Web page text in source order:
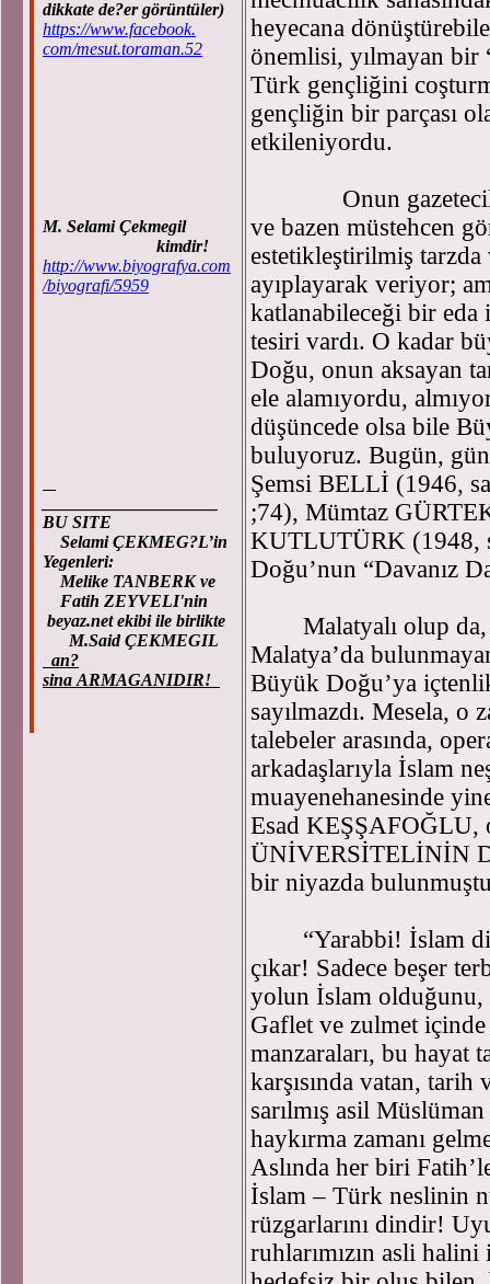
dikkate de?er görüntüler)
https://www.facebook.
com/mesut.toraman.52
M. Selami Çekmegil
kimdir!
http://www.biyografya.com
/biyografi/5959
BU SITE
Selami ÇEKMEG?L’in
Yegenleri:
Melike TANBERK ve
Fatih ZEYVELI'nin
beyaz.net ekibi ile birlikte
M.Said ÇEKMEGIL
an?
sina ARMAGANIDIR!
heyecana
önemlisi, yılmayan bir
Türk gençliğini
gençliğin bir parçası
etkileniyordu.
Onun gazetecilik
ve bazen müstehcen
estetikleştirilmiş
ayıplayarak veriyor;
katlanabileceği bir
tesiri vardı. O kadar
Doğu, onun aksayan
ele alamıyordu,
düşüncede olsa bile
buluyoruz. Bugün,
Şemsi BELLİ (1946,
;74), Mümtaz
KUTLUTÜRK (1948,
Doğu’nun “Davanız
Malatyalı olup da,
Malatya’da
Büyük Doğu’ya
sayılmazdı. Mesela, o
talebeler arasında,
arkadaşlarıyla İslam
muayenehanesinde
Esad KEŞŞAFOĞLU,
ÜNİVERSİTELİNİN
bir niyazda
“Yarabbi! İslam
çıkar! Sadece beşer
yolun İslam
Gaflet ve zulmet içinde
manzaraları, bu hayat
karşısında vatan, tarih
sarılmış asil
haykırma zamanı
Aslında her biri
İslam – Türk neslinin
rüzgarlarını dindir!
ruhlarımızın asli